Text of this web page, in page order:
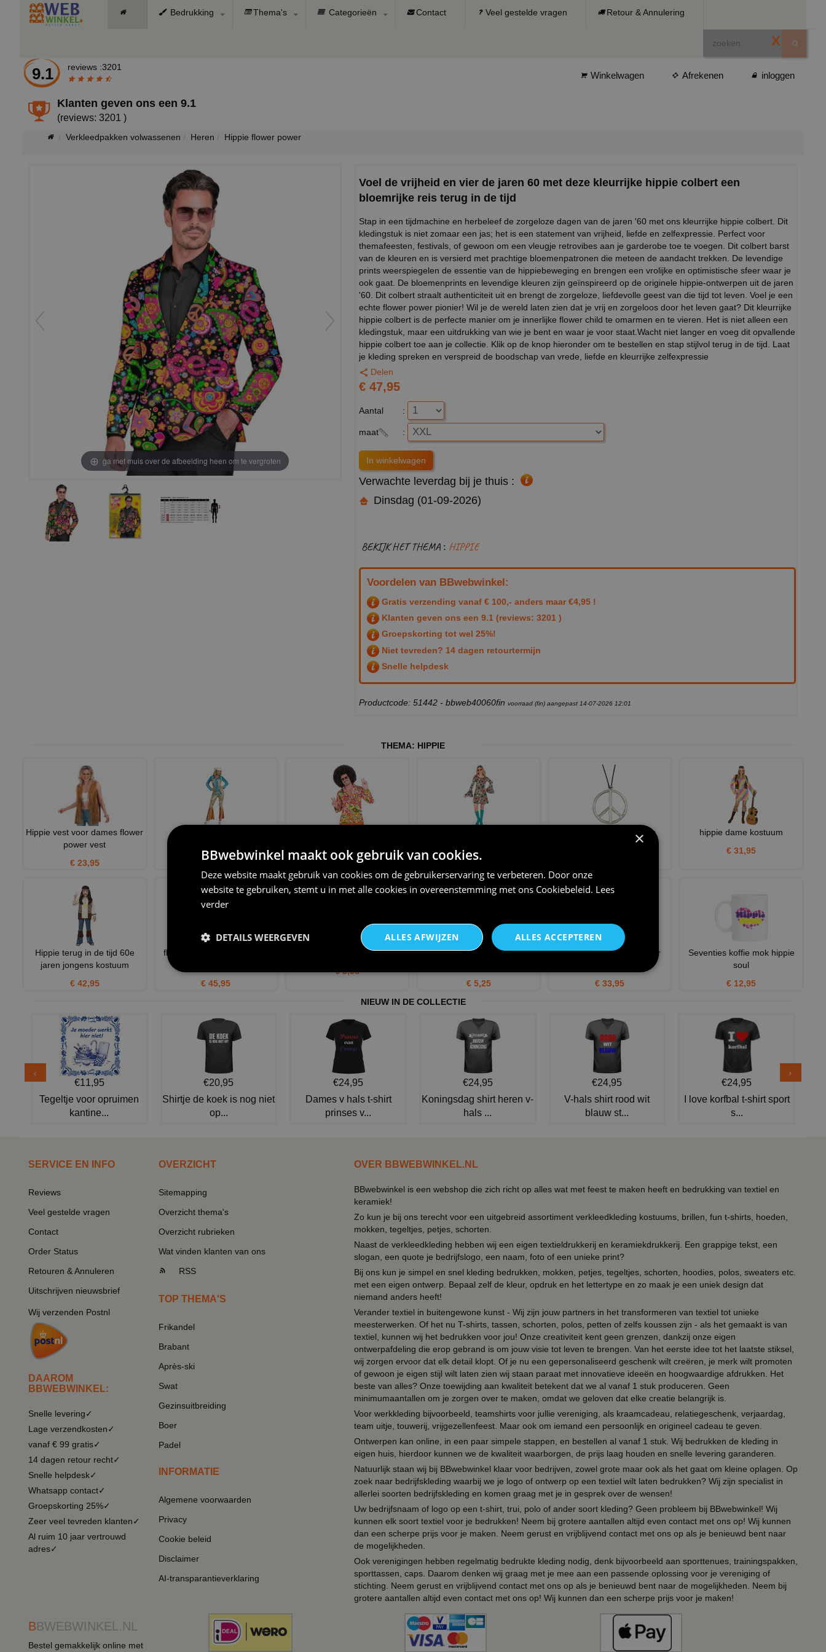
Bedrukking Thema's Categorieën Contact Veel gestelde vragen Retour & Annulering
X
9.1 reviews :3201
Winkelwagen Afrekenen inloggen
Klanten geven ons een9.1
(reviews: 3201 )
Verkleedpakken volwassenen Heren Hippie flower power
ga met muis over de afbeelding heen om te vergroten
Voel de vrijheid en vier de jaren 60 met deze kleurrijke hippie colbert een
bloemrijke reis terug in de tijd
Stap in een tijdmachine en herbeleef de zorgeloze dagen van de jaren '60 met ons kleurrijke hippie colbert. Dit
kledingstuk is niet zomaar een jas; het is een statement van vrijheid, liefde en zelfexpressie. Perfect voor
themafeesten, festivals, of gewoon om een vleugje retrovibes aan je garderobe toe te voegen. Dit colbert barst
van de kleuren en is versierd met prachtige bloemenpatronen die meteen de aandacht trekken. De levendige
prints weerspiegelen de essentie van de hippiebeweging en brengen een vrolijke en optimistische sfeer waar je
ook gaat. De bloemenprints en levendige kleuren zijn geïnspireerd op de originele hippie-ontwerpen uit de jaren
'60. Dit colbert straalt authenticiteit uit en brengt de zorgeloze, liefdevolle geest van die tijd tot leven. Voel je een
echte flower power pionier! Wil je de wereld laten zien dat je vrij en zorgeloos door het leven gaat? Dit kleurrijke
hippie colbert is de perfecte manier om je innerlijke flower child te omarmen en te vieren. Het is niet alleen een
kledingstuk, maar een uitdrukking van wie je bent en waar je voor staat.Wacht niet langer en voeg dit opvallende
hippie colbert toe aan je collectie. Klik op de knop hieronder om te bestellen en stap stijlvol terug in de tijd. Laat
je kleding spreken en verspreid de boodschap van vrede, liefde en kleurrijke zelfexpressie
Delen
€ 47,95
Aantal :
maat :
Verwachte leverdag bij je thuis :
Dinsdag (01-09-2026)
BEKIJK HET THEMA : HIPPIE
Voordelen van BBwebwinkel:
Gratis verzending vanaf € 100,- anders maar €4,95 !
Klanten geven ons een 9.1 (reviews: 3201 )
Groepskorting tot wel 25%!
Niet tevreden? 14 dagen retourtermijn
Snelle helpdesk
Productcode: 51442 - bbweb40060fin voorraad (fin) aangepast 14-07-2026 12:01
THEMA: HIPPIE
Hippie vest voor dames flower
power vest
€ 23,95
€ 45,95
€ 30,95
€ 30,95
medaillon hippie ketting
hippie dame kostuum
€ 31,95
Hippie terug in de tijd 60e
jaren jongens kostuum
€ 42,95
flower power dame , hippie
€ 45,95
hippie bril met blauw glas
€ 5,95
Levendige gekleurde flower
€ 5,25
Hippie dame flower power
€ 33,95
Seventies koffie mok hippie
soul
€ 12,95
NIEUW IN DE COLLECTIE
€11,95
Tegeltje voor opruimen
kantine...
€20,95
Shirtje de koek is nog niet
op...
€24,95
Dames v hals t-shirt
prinses v...
€24,95
Koningsdag shirt heren v-
hals ...
€24,95
V-hals shirt rood wit
blauw st...
€24,95
I love korfbal t-shirt sport
s...
SERVICE EN INFO
Reviews
Veel gestelde vragen
Contact
Order Status
Retouren & Annuleren
Uitschrijven nieuwsbrief
Wij verzenden Postnl
DAAROM
BBWEBWINKEL:
Snelle levering✓
Lage verzendkosten✓
vanaf € 99 gratis✓
14 dagen retour recht✓
Snelle helpdesk✓
Whatsapp contact✓
Groepskorting 25%✓
Zeer veel tevreden klanten✓
Al ruim 10 jaar vertrouwd
adres✓
OVERZICHT
Sitemapping
Overzicht thema's
Overzicht rubrieken
Wat vinden klanten van ons
RSS
TOP THEMA'S
Frikandel
Brabant
Après-ski
Swat
Gezinsuitbreiding
Boer
Padel
INFORMATIE
Algemene voorwaarden
Privacy
Cookie beleid
Disclaimer
AI-transparantieverklaring
OVER BBWEBWINKEL.NL
BBwebwinkel is een webshop die zich richt op alles wat met feest te maken heeft en bedrukking van textiel en
keramiek!
Zo kun je bij ons terecht voor een uitgebreid assortiment verkleedkleding kostuums, brillen, fun t-shirts, hoeden,
mokken, tegeltjes, petjes, schorten.
Naast de verkleedkleding hebben wij een eigen textieldrukkerij en keramiekdrukkerij. Een grappige tekst, een
slogan, een quote je bedrijfslogo, een naam, foto of een unieke print?
Bij ons kun je simpel en snel kleding bedrukken, mokken, petjes, tegeltjes, schorten, hoodies, polos, sweaters etc.
met een eigen ontwerp. Bepaal zelf de kleur, opdruk en het lettertype en zo maak je een uniek design dat
niemand anders heeft!
Verander textiel in buitengewone kunst - Wij zijn jouw partners in het transformeren van textiel tot unieke
meesterwerken. Of het nu T-shirts, tassen, schorten, polos, petten of zelfs koussen zijn - als het gemaakt is van
textiel, kunnen wij het bedrukken voor jou! Onze creativiteit kent geen grenzen, dankzij onze eigen
ontwerpafdeling die erop gebrand is om jouw visie tot leven te brengen. Van het eerste idee tot het laatste stiksel,
wij zorgen ervoor dat elk detail klopt. Of je nu een gepersonaliseerd geschenk wilt creëren, je merk wilt promoten
of gewoon je eigen stijl wilt laten zien wij staan paraat met innovatieve ideeën en hoogwaardige afdrukken. Het
beste van alles? Onze toewijding aan kwaliteit betekent dat we al vanaf 1 stuk produceren. Geen
minimumaantallen om je zorgen over te maken, omdat we geloven dat elke creatie belangrijk is.
Voor werkkleding bijvoorbeeld, teamshirts voor jullie vereniging, als kraamcadeau, relatiegeschenk, verjaardag,
team uitje, touwerij, vrijgezellenfeest. Maar ook om iemand een persoonlijk en origineel cadeau te geven.
Ontwerpen kan online, in een paar simpele stappen, en bestellen al vanaf 1 stuk. Wij bedrukken de kleding in
eigen huis, hierdoor kunnen we de kwaliteit waarborgen, de prijs laag houden en snelle levering garanderen.
Natuurlijk staan wij bij BBwebwinkel klaar voor bedrijven, zowel grote maar ook als het gaat om kleine oplagen. Op
zoek naar bedrijfskleding waarbij we je logo of ontwerp op een textiel wilt laten bedrukken? Wij zijn specialist in
allerlei soorten bedrijfskleding en komen graag met je in gesprek over de wensen!
Uw bedrijfsnaam of logo op een t-shirt, trui, polo of ander soort kleding? Geen probleem bij BBwebwinkel! Wij
kunnen elk soort textiel voor je bedrukken! Neem bij grotere aantallen altijd even contact met ons op! Wij kunnen
dan een scherpe prijs voor je maken. Neem gerust en vrijblijvend contact met ons op als je benieuwd bent naar
de mogelijkheden.
Ook verenigingen hebben regelmatig bedrukte kleding nodig, denk bijvoorbeeld aan sporttenues, trainingspakken,
sporttassen, caps. Daarom denken wij graag met je mee aan een passende oplossing voor je vereniging of
stichting. Neem gerust en vrijblijvend contact met ons op als je benieuwd bent naar de mogelijkheden. Neem bij
grotere aantallen altijd even contact met ons op! Wij kunnen dan een scherpe prijs voor je maken!
BBWEBWINKEL.NL
Bestel gemakkelijk online met
×
BBwebwinkel maakt ook gebruik van cookies.
Deze website maakt gebruik van cookies om de gebruikerservaring te verbeteren. Door onze
website te gebruiken, stemt u in met alle cookies in overeenstemming met ons Cookiebeleid. Lees
verder
ALLES ACCEPTEREN
ALLES AFWIJZEN
DETAILS WEERGEVEN